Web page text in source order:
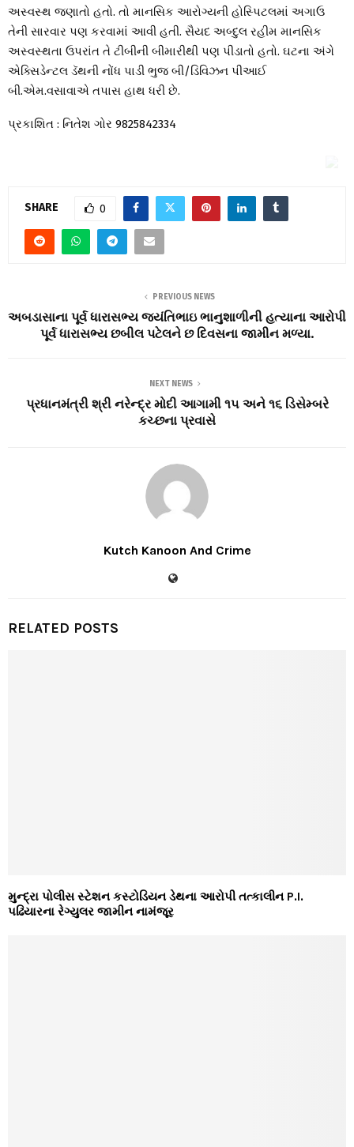
અસ્વસ્થ જણાતો હતો. તો માનસિક આરોગ્યની હોસ્પિટલમાં અગાઉ
તેની સારવાર પણ કરવામાં આવી હતી. સૈયદ અબ્દુલ રહીમ માનસિક
અસ્વસ્થતા ઉપરાંત તે ટીબીની બીમારીથી પણ પીડાતો હતો. ઘટના અંગે
એક્સિડેન્ટલ ડૅથની નોંધ પાડી ભુજ બી/ડિવિઝન પીઆઈ
બી.એમ.વસાવાએ તપાસ હાથ ધરી છે.
પ્રકાશિત : નિતેશ ગોર 9825842334
SHARE 0
PREVIOUS NEWS
અબડાસાના પૂર્વ ધારાસભ્ય જયંતિભાઇ ભાનુશાળીની હત્યાના આરોપી
પૂર્વ ધારાસભ્ય છબીલ પટેલને છ દિવસના જામીન મળ્યા.
NEXT NEWS
પ્રધાનમંત્રી શ્રી નરેન્દ્ર મોદી આગામી ૧૫ અને ૧૬ ડિસેમ્બરે
કચ્છના પ્રવાસે
Kutch Kanoon And Crime
RELATED POSTS
મુન્દ્રા પોલીસ સ્ટેશન કસ્ટોડિયન ડેથના આરોપી તત્કાલીન P.I.
પઢિયારના રેગ્યુલર જામીન નામંજૂર